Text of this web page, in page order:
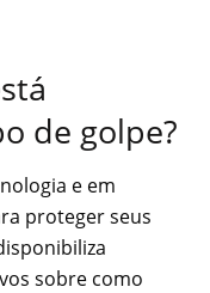
de golpe?
e em
proteger seus
sobre como